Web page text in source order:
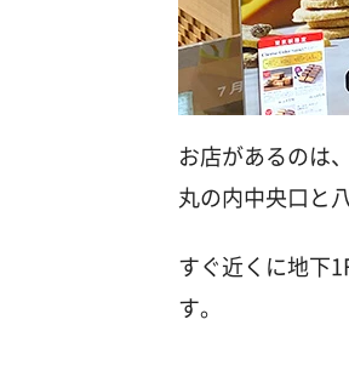
お店があるのは
丸の内中央口と
すぐ近くに地下
す。